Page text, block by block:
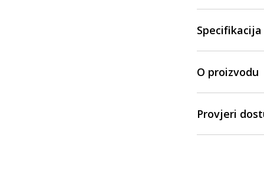
Specifikacija
O proizvodu
Provjeri